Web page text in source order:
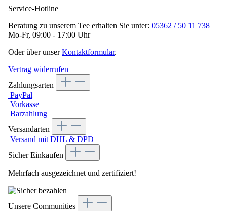
Service-Hotline
Beratung zu unserem Tee erhalten Sie unter: 05362 / 50 11 738
Mo-Fr, 09:00 - 17:00 Uhr
Oder über unserKontaktformular.
Vertrag widerrufen
Zahlungsarten
PayPal
Vorkasse
Barzahlung
Versandarten
Versand mit DHL & DPD
Sicher Einkaufen
Mehrfach ausgezeichnet und zertifiziert!
Unsere Communities